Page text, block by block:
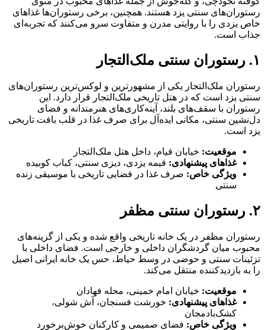
رستوران‌های سنتی یزد هستند. همچنین، برخی رستوران‌ها غذاهای
خاص یزدی را با روایتی مدرن و متفاوت سرو می‌کنند که تجربه‌ای
جذاب است.
۱. رستوران سنتی ملک‌التجار
رستوران ملک‌التجار یکی از مشهورترین و لوکس‌ترین رستوران‌های
سنتی یزد است که در هتل تاریخی ملک‌التجار قرار دارد. این
رستوران با سقف‌های بلند، آینه‌کاری‌های هنرمندانه و فضای
دل‌نشین سنتی، مکانی ایده‌آل برای صرف غذا در قلب بافت تاریخی
یزد است.
موقعیت: خیابان قیام، داخل هتل ملک‌التجار
غذاهای پیشنهادی: قیمه یزدی، دیزی سنتی، کباب کوبیده
ویژگی خاص: صرف غذا در فضایی تاریخی با موسیقی زنده
سنتی
۲. رستوران سنتی مظفر
رستوران مظفر در یک خانه تاریخی واقع شده و یکی از گزینه‌های
محبوب میان گردشگران داخلی و خارجی است. فضای داخلی با
تزئینات سنتی و حوضی در وسط حیاط، حس یک خانه ایرانی اصیل
را به بازدیدکننده منتقل می‌کند.
موقعیت: خیابان امام خمینی، محله فهادان
غذاهای پیشنهادی: خورشت فسنجان، آش شولی،
کشک‌بادمجان
ویژگی خاص: فضای صمیمی و کارکنان خوش‌برخورد